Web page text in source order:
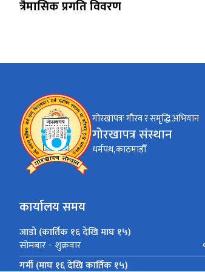
त्रैमासिक प्रगति विवरण
गोरखापत्रः गौरव र समृद्धि अभियान
गोरखापत्र संस्थान
धर्मपथ,काठमाडौँ
कार्यालय समय
जाडो (कार्तिक १६ देखि माघ १५)
सोमबार - शुक्रवार
गर्मी (माघ १६ देखि कार्तिक १५)